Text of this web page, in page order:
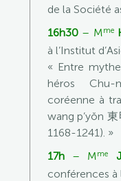
de la Société
16h30– Mme
à l’Institut
« Entre
héros
coréenne à
wang p’yŏn
1168-1241). »
17h– Mme
conférences à